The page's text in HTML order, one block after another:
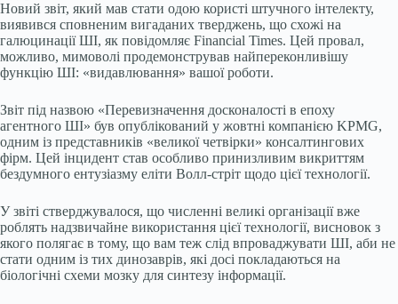
Новий звіт, який мав стати одою користі штучного інтелекту,
виявився сповненим вигаданих тверджень, що схожі на
галюцинації ШІ, як повідомляє Financial Times. Цей провал,
можливо, мимоволі продемонстрував найпереконливішу
функцію ШІ: «видавлювання» вашої роботи.
Звіт під назвою «Перевизначення досконалості в епоху
агентного ШІ» був опублікований у жовтні компанією KPMG,
одним із представників «великої четвірки» консалтингових
фірм. Цей інцидент став особливо принизливим викриттям
бездумного ентузіазму еліти Волл-стріт щодо цієї технології.
У звіті стверджувалося, що численні великі організації вже
роблять надзвичайне використання цієї технології, висновок з
якого полягає в тому, що вам теж слід впроваджувати ШІ, аби не
стати одним із тих динозаврів, які досі покладаються на
біологічні схеми мозку для синтезу інформації.